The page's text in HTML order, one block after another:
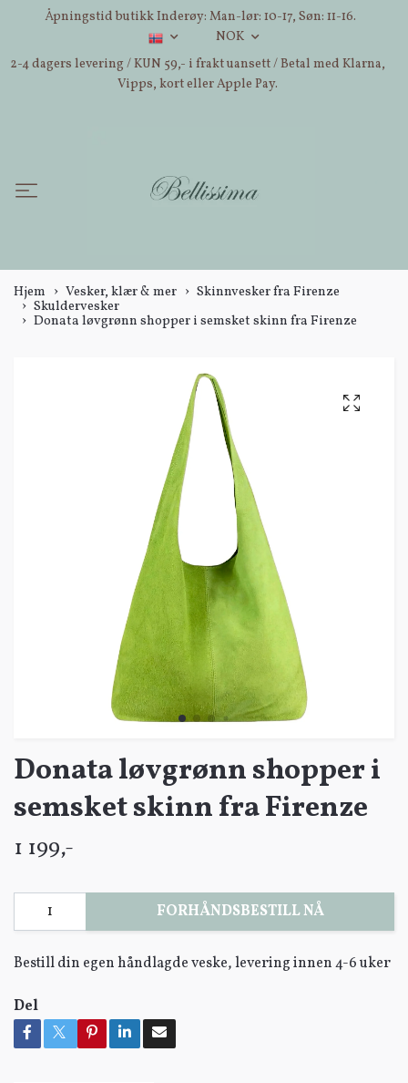
Åpningstid butikk Inderøy: Man-lør: 10-17, Søn: 11-16.
NOK
2-4 dagers levering / KUN 59,- i frakt uansett / Betal med Klarna,
Vipps, kort eller Apple Pay.
Hjem Vesker, klær & mer
Skinnvesker fra Firenze
Skuldervesker
Donata løvgrønn shopper i semsket skinn fra Firenze
Donata løvgrønn shopper i
semsket skinn fra Firenze
1 199,-
FORHÅNDSBESTILL NÅ
Bestill din egen håndlagde veske, levering innen 4-6 uker
Del